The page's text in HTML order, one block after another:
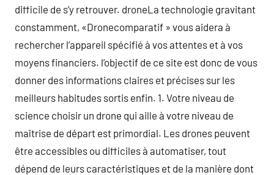
difficile de s’y retrouver. droneLa technologie gravitant
constamment, «Dronecomparatif » vous aidera à
rechercher l’appareil spécifié à vos attentes et à vos
moyens financiers. l’objectif de ce site est donc de vous
donner des informations claires et précises sur les
meilleurs habitudes sortis enfin. 1. Votre niveau de
science choisir un drone qui aille à votre niveau de
maîtrise de départ est primordial. Les drones peuvent
être accessibles ou difficiles à automatiser, tout
dépend de leurs caractéristiques et de la manière dont